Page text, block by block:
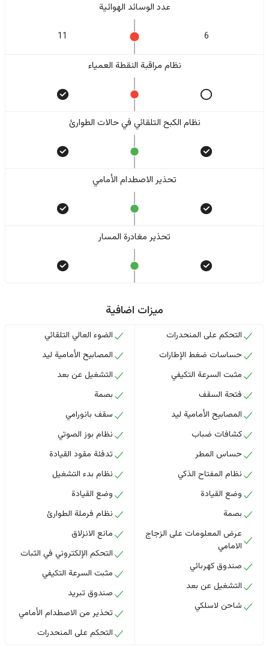
عدد الوسائد الهوائية
6
11
نظام مراقبة النقطة العمياء
نظام الكبح التلقائي في حالات الطوارئ
تحذير الاصطدام الأمامي
تحذير مغادرة المسار
ميزات اضافية
التحكم على المنحدرات
حساسات ضغط الإطارات
مثبت السرعة التكيفي
فتحة السقف
المصابيح الأمامية ليد
كشافات ضباب
حساس المطر
نظام المفتاح الذكي
وضع القيادة
بصمة
عرض المعلومات على الزجاج
الامامي
صندوق كهربائي
التشغيل عن بعد
شاحن لاسلكي
الضوء العالي التلقائي
المصابيح الأمامية ليد
التشغيل عن بعد
بصمة
سقف بانورامي
نظام بوز الصوتي
تدفئة مقود القيادة
نظام بدء التشغيل
وضع القيادة
نظام فرملة الطوارئ
مانع الانزلاق
التحكم الإلكتروني في الثبات
مثبت السرعة التكيفي
صندوق تبريد
تحذير من الاصطدام الأمامي
التحكم على المنحدرات